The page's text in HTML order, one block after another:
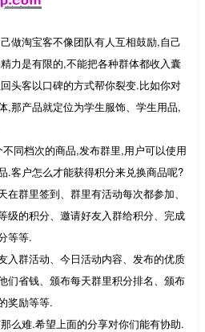
做淘宝客不像团队有人互相鼓励,自己
力是有限的,不能把各种群体都收入囊
头客以口碑的方式帮你裂变.比如你对
,那产品就定位为学生服饰、学生用品,
同档次的商品,发布群里,用户可以使用
.客户怎么才能获得积分来兑换商品呢?
群里签到、群里有活动每次都参加、
级的积分、邀请好友入群给积分、完成
等等.
入群活动、今日活动内容、发布的优质
们省钱、颁布每天群里积分排名、颁布
奖励等等.
么难.希望上面的分享对你们能有协助.